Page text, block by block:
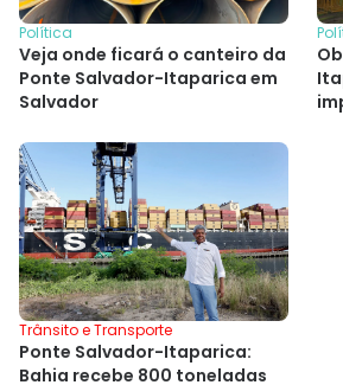
Política
Veja onde ficará o canteiro da
Ponte Salvador-Itaparica em
Salvador
Trânsito e Transporte
Ponte Salvador-Itaparica:
Bahia recebe 800 toneladas